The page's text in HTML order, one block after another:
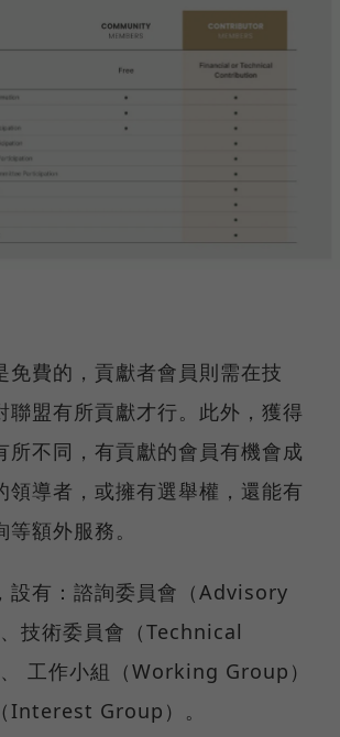
免費的，貢獻者會員則需在技
聯盟有所貢獻才行。此外，獲得
所不同，有貢獻的會員有機會成
領導者，或擁有選舉權，還能有
額外服務。
設有：諮詢委員會（Advisory
技術委員會（Technical
工作小組（Working Group）
Interest Group）。